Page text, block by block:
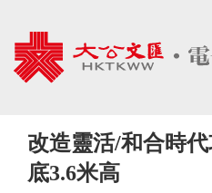
改造靈活/和合時
底3.6米高